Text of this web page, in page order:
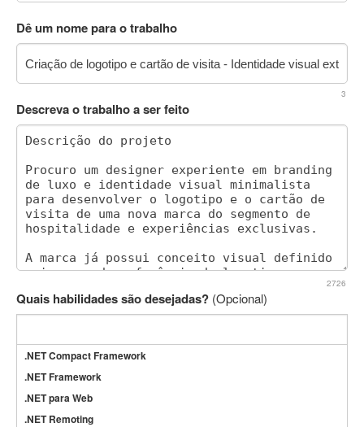
Dê um nome para o trabalho
3
Descreva o trabalho a ser feito
2726
Quais habilidades são desejadas? (Opcional)
.NET Compact Framework
.NET Framework
.NET para Web
.NET Remoting